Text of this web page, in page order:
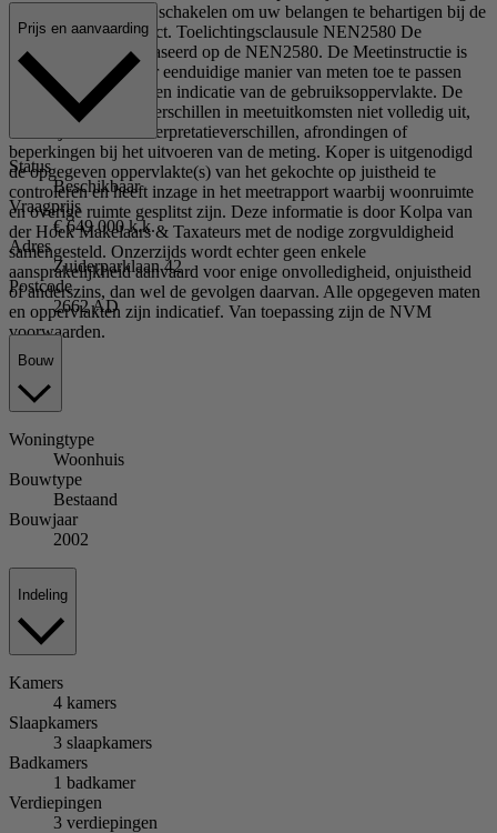
NVM-makelaar in te schakelen om uw belangen te behartigen bij de
aankoop van dit object. Toelichtingsclausule NEN2580 De
Meetinstructie is gebaseerd op de NEN2580. De Meetinstructie is
bedoeld om een meer eenduidige manier van meten toe te passen
voor het geven van een indicatie van de gebruiksoppervlakte. De
Meetinstructie sluit verschillen in meetuitkomsten niet volledig uit,
door bijvoorbeeld interpretatieverschillen, afrondingen of
beperkingen bij het uitvoeren van de meting. Koper is uitgenodigd
de opgegeven oppervlakte(s) van het gekochte op juistheid te
controleren en heeft inzage in het meetrapport waarbij woonruimte
en overige ruimte gesplitst zijn. Deze informatie is door Kolpa van
der Hoek Makelaars & Taxateurs met de nodige zorgvuldigheid
samengesteld. Onzerzijds wordt echter geen enkele
aansprakelijkheid aanvaard voor enige onvolledigheid, onjuistheid
of anderszins, dan wel de gevolgen daarvan. Alle opgegeven maten
en oppervlakten zijn indicatief. Van toepassing zijn de NVM
voorwaarden.
Prijs en aanvaarding
Status
Beschikbaar
Vraagprijs
€ 649.000 k.k.
Adres
Zuiderparklaan 42
Postcode
2662 AD
Bouw
Woningtype
Woonhuis
Bouwtype
Bestaand
Bouwjaar
2002
Indeling
Kamers
4 kamers
Slaapkamers
3 slaapkamers
Badkamers
1 badkamer
Verdiepingen
3 verdiepingen